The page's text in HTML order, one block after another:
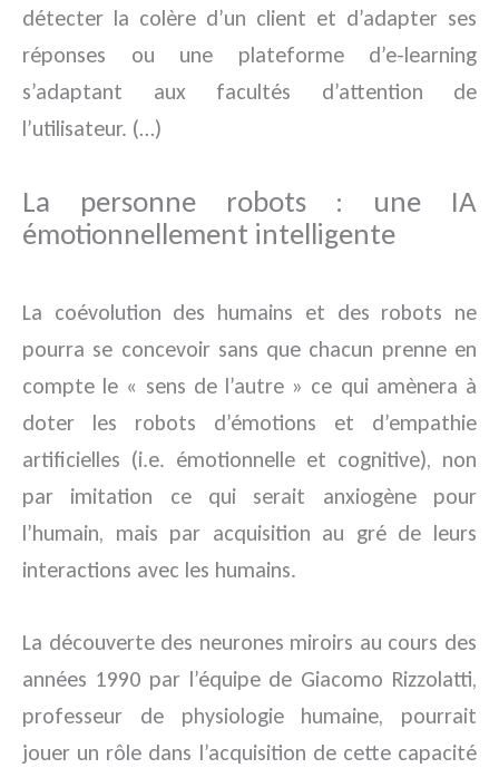
détecter la colère d’un client et d’adapter ses
réponses ou une plateforme d’e-learning
s’adaptant aux facultés d’attention de
l’utilisateur. (…)
La personne robots : une IA
émotionnellement intelligente
La coévolution des humains et des robots ne
pourra se concevoir sans que chacun prenne en
compte le « sens de l’autre » ce qui amènera à
doter les robots d’émotions et d’empathie
artificielles (i.e. émotionnelle et cognitive), non
par imitation ce qui serait anxiogène pour
l’humain, mais par acquisition au gré de leurs
interactions avec les humains.
La découverte des neurones miroirs au cours des
années 1990 par l’équipe de Giacomo Rizzolatti,
professeur de physiologie humaine, pourrait
jouer un rôle dans l’acquisition de cette capacité